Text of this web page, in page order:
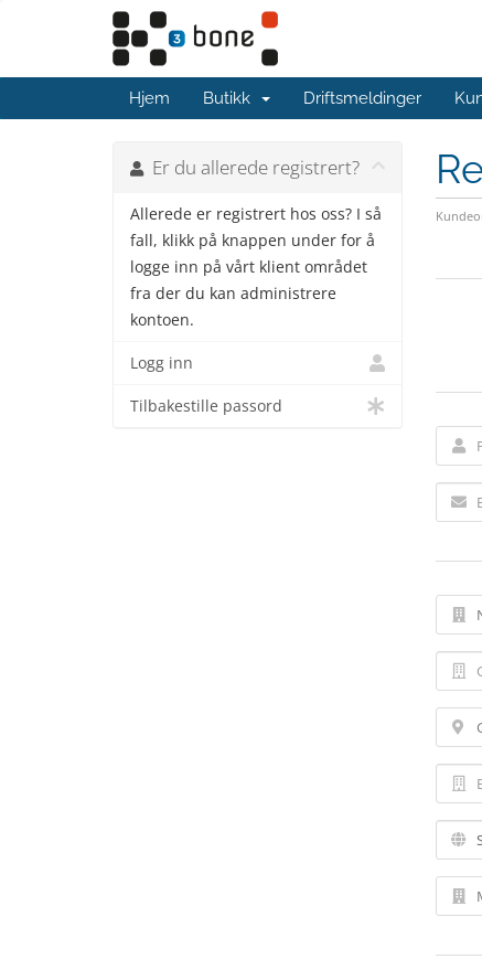
Hjem Butikk Driftsmeldinger
Er du allerede registrert?
Allerede er registrert hos oss? I så
fall, klikk på knappen under for å
logge inn på vårt klient området
fra der du kan administrere
kontoen.
Logg inn
Tilbakestille passord